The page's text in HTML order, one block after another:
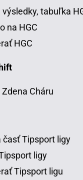
výsledky, tabuľka
na HGC
HGC
Cháru
časť Tipsport ligy
ligy
Tipsport ligu